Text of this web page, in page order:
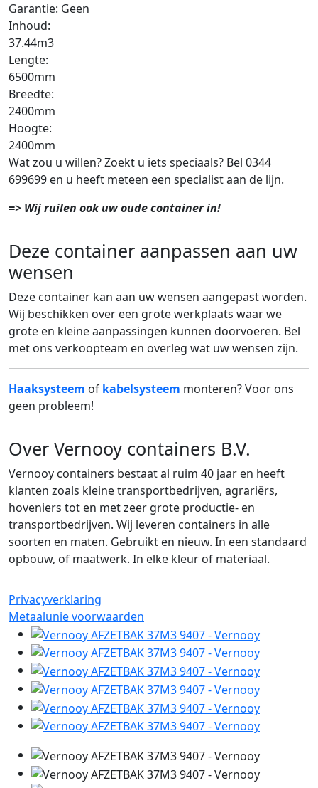
Garantie: Geen
Inhoud:
37.44m3
Lengte:
6500mm
Breedte:
2400mm
Hoogte:
2400mm
Wat zou u willen? Zoekt u iets speciaals? Bel 0344
699699 en u heeft meteen een specialist aan de lijn.
=> Wij ruilen ook uw oude container in!
Deze container aanpassen aan uw
wensen
Deze container kan aan uw wensen aangepast worden.
Wij beschikken over een grote werkplaats waar we
grote en kleine aanpassingen kunnen doorvoeren. Bel
met ons verkoopteam en overleg wat uw wensen zijn.
Haaksysteem of kabelsysteem monteren? Voor ons
geen probleem!
Over Vernooy containers B.V.
Vernooy containers bestaat al ruim 40 jaar en heeft
klanten zoals kleine transportbedrijven, agrariërs,
hoveniers tot en met zeer grote productie- en
transportbedrijven. Wij leveren containers in alle
soorten en maten. Gebruikt en nieuw. In een standaard
opbouw, of maatwerk. In elke kleur of materiaal.
Privacyverklaring
Metaalunie voorwaarden